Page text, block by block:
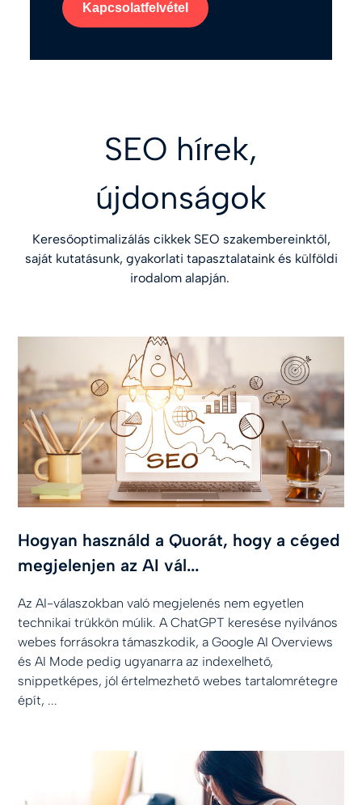
Kapcsolatfelvétel
SEO hírek,
újdonságok
Keresőoptimalizálás cikkek SEO szakembereinktől,
saját kutatásunk, gyakorlati tapasztalataink és külföldi
irodalom alapján.
Hogyan használd a Quorát, hogy a céged
megjelenjen az AI vál...
Az AI-válaszokban való megjelenés nem egyetlen
technikai trükkön múlik. A ChatGPT keresése nyilvános
webes forrásokra támaszkodik, a Google AI Overviews
és AI Mode pedig ugyanarra az indexelhető,
snippetképes, jól értelmezhető webes tartalomrétegre
épít, ...